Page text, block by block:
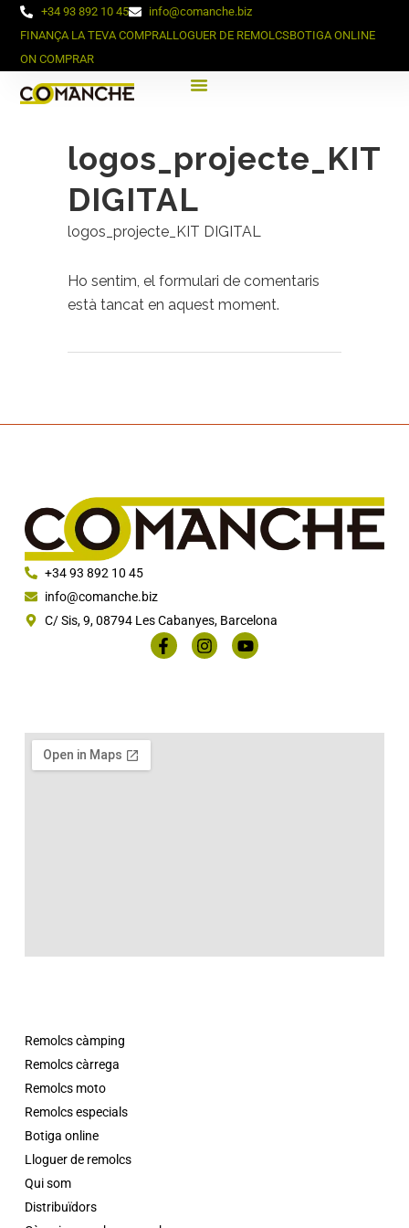
+34 93 892 10 45
info@comanche.biz
FINANÇA LA TEVA COMPRALLOGUER DE REMOLCSBOTIGA ONLINE
ON COMPRAR
logos_projecte_KIT
DIGITAL
logos_projecte_KIT DIGITAL
Ho sentim, el formulari de comentaris
està tancat en aquest moment.
+34 93 892 10 45
info@comanche.biz
C/ Sis, 9, 08794 Les Cabanyes, Barcelona
Qui som
Distribuïdors
Remolcs càmping
Remolcs càrrega
Remolcs moto
Remolcs especials
Botiga online
Lloguer de remolcs